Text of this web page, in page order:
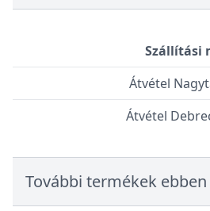
Szállítási
Átvétel
Átvétel
További termékek